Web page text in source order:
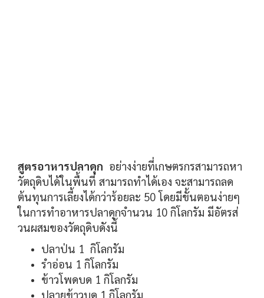
สูตรอาหารปลาดุก อย่างง่ายที่เกษตรกรสามารถหา
วัตถุดิบได้ในพื้นที่ สามารถทำได้เอง จะสามารถลด
ต้นทุนการเลี้ยงได้กว่าร้อยละ 50 โดยมีขั้นตอนง่ายๆ
ในการทำอาหารปลาดุกจำนวน 10 กิโลกรัม มีอัตรส่
วนผสมของวัตถุดิบดังนี้
ปลาป่น 1 กิโลกรัม
รำอ่อน 1 กิโลกรัม
ข้าวโพดบด 1 กิโลกรัม
ปลายข้าวบด 1 กิโลกรัม